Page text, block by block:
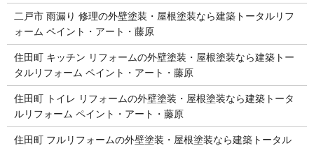
二戸市 雨漏り 修理の外壁塗装・屋根塗装なら建築トータルリフ
ォーム ペイント・アート・藤原
住田町 キッチン リフォームの外壁塗装・屋根塗装なら建築トー
タルリフォーム ペイント・アート・藤原
住田町 トイレ リフォームの外壁塗装・屋根塗装なら建築トータ
ルリフォーム ペイント・アート・藤原
住田町 フルリフォームの外壁塗装・屋根塗装なら建築トータル